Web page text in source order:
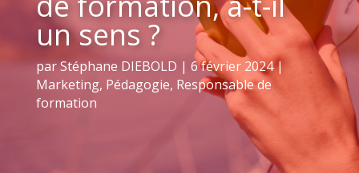
un sens ?
parStéphane DIEBOLD | 6 février 2024|
Marketing, Pédagogie, Responsable de
formation